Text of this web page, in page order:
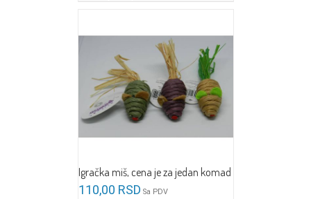
Igračka miš, cena je za jedan komad
110,00 RSD Sa PDV